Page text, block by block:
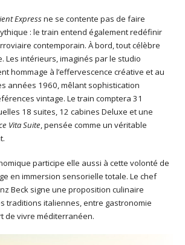
Expressne se contente pas de faire
: le train entend également redéfinir
contemporain. À bord, tout célèbre
Les intérieurs, imaginés par le studio
hommage à l’effervescence créative et au
années 1960, mêlant sophistication
vintage. Le train comptera 31
18 suites, 12 cabines Deluxe et une
Vita Suite, pensée comme un véritable
participe elle aussi à cette volonté de
en immersion sensorielle totale. Le chef
Beck signe une proposition culinaire
traditions italiennes, entre gastronomie
de vivre méditerranéen.